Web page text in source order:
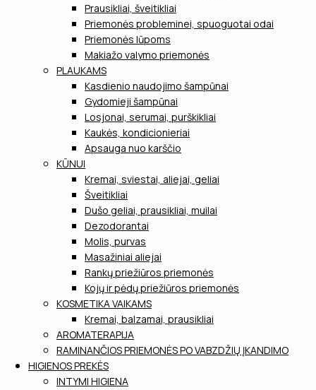
Prausikliai, šveitikliai
Priemonės probleminei, spuoguotai odai
Priemonės lūpoms
Makiažo valymo priemonės
PLAUKAMS
Kasdienio naudojimo šampūnai
Gydomieji šampūnai
Losjonai, serumai, purškikliai
Kaukės, kondicionieriai
Apsauga nuo karščio
KŪNUI
Kremai, sviestai, aliejai, geliai
Šveitikliai
Dušo geliai, prausikliai, muilai
Dezodorantai
Molis, purvas
Masažiniai aliejai
Rankų priežiūros priemonės
Kojų ir pėdų priežiūros priemonės
KOSMETIKA VAIKAMS
Kremai, balzamai, prausikliai
AROMATERAPIJA
RAMINANČIOS PRIEMONĖS PO VABZDŽIŲ ĮKANDIMO
HIGIENOS PREKĖS
INTYMI HIGIENA